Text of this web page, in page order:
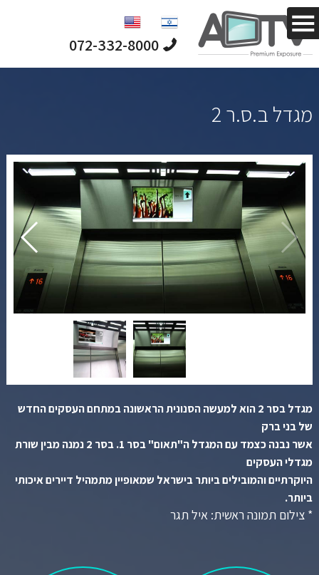
מחפש לפרסם
לקהל ייחודי
וממוקד?
072-332-8000
מגדל ב.ס.ר 2
מגדל בסר 2 הוא למעשה הסנונית הראשונה במתחם העסקים החדש
של בני ברק
אשר נבנה כצמד עם המגדל ה"תאום" בסר 1. בסר 2 נמנה מבין שורת
מגדלי העסקים
היוקרתיים והמובילים ביותר בישראל שמאופיין מתמהיל דיירים איכותי
ביותר.
* צילום תמונה ראשית: איל תגר